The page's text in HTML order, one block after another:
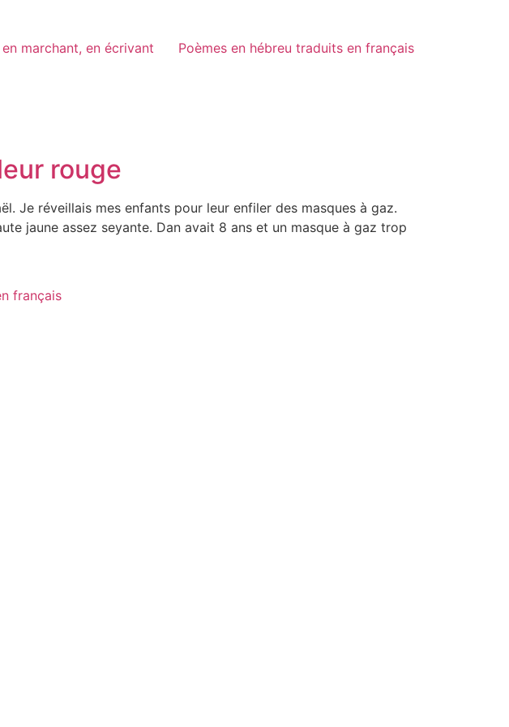
en marchant, en écrivant Poèmes en hébreu traduits en français
rouge
Je réveillais mes enfants pour leur enfiler des masques à gaz.
jaune assez seyante. Dan avait 8 ans et un masque à gaz trop
français